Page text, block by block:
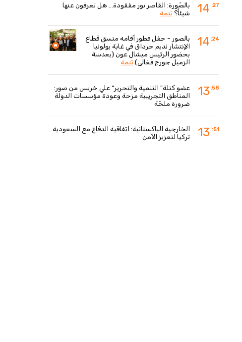
14 :27
بالصّورة: القاصر نور مفقودة... هل تعرفون عنها
شيئاً؟تتمة
14 :24
بالصور - حفل فطور أقامه منسق قطاع
الإنتشار نديم جرداق في غابة بولونيا
بحضور الرئيس ميشال عون (بعدسة
الزميل جورج فغالي)تتمة
13:58
عضو كتلة" التنمية والتحرير" علي خريس من صور:
المناطق التجريبية مزحة وعودة مؤسسات الدولة
ضرورة ملحّة
13 :51
الخارجية الباكستانية: اتفاقية الدفاع مع السعودية
تركيا لتعزيز الأمن